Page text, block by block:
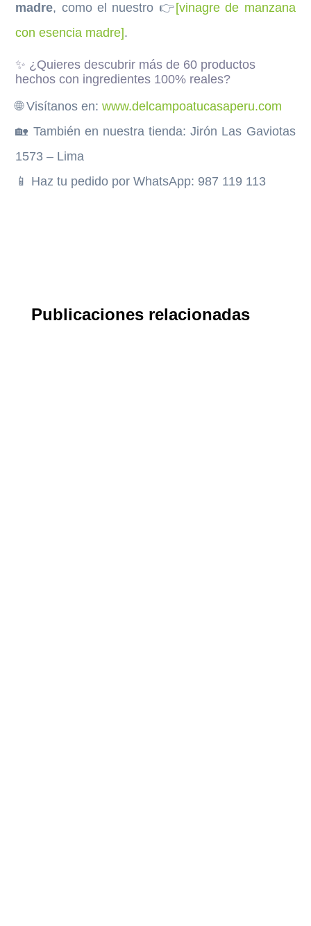
madre, como el nuestro 👉 [vinagre de manzana
con esencia madre].
✨ ¿Quieres descubrir más de 60 productos
hechos con ingredientes 100% reales?
🌐 Visítanos en:www.delcampoatucasaperu.com
🏡 También en nuestra tienda: Jirón Las Gaviotas
1573 – Lima
📱 Haz tu pedido por WhatsApp: 987 119 113
Publicaciones relacionadas